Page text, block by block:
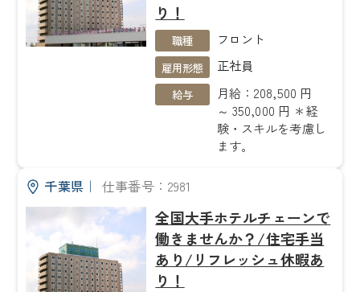
り！
職種 フロント
雇用形態 正社員
給与
月給：208,500 円
～ 350,000 円 ＊経
験・スキルを考慮し
ます。
千葉県｜ 仕事番号：2981
全国大手ホテルチェーンで
働きませんか？/住宅手当
あり/リフレッシュ休暇あ
り！